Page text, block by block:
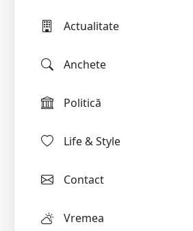
Actualitate
Anchete
Politică
Life & Style
Contact
Vremea